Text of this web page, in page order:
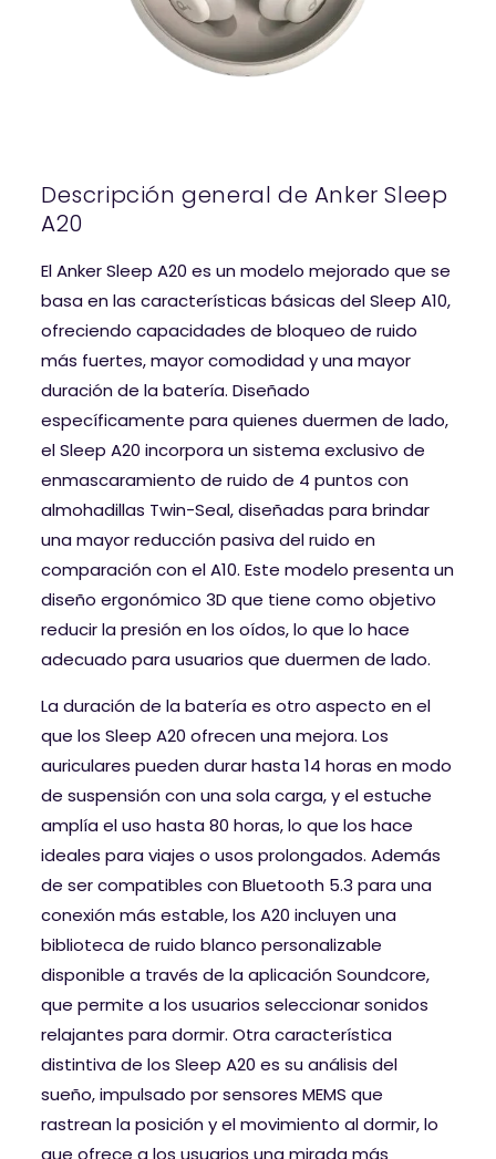
Descripción general de Anker Sleep
A20
El Anker Sleep A20 es un modelo mejorado que se
basa en las características básicas del Sleep A10,
ofreciendo capacidades de bloqueo de ruido
más fuertes, mayor comodidad y una mayor
duración de la batería. Diseñado
específicamente para quienes duermen de lado,
el Sleep A20 incorpora un sistema exclusivo de
enmascaramiento de ruido de 4 puntos con
almohadillas Twin-Seal, diseñadas para brindar
una mayor reducción pasiva del ruido en
comparación con el A10. Este modelo presenta un
diseño ergonómico 3D que tiene como objetivo
reducir la presión en los oídos, lo que lo hace
adecuado para usuarios que duermen de lado.
La duración de la batería es otro aspecto en el
que los Sleep A20 ofrecen una mejora. Los
auriculares pueden durar hasta 14 horas en modo
de suspensión con una sola carga, y el estuche
amplía el uso hasta 80 horas, lo que los hace
ideales para viajes o usos prolongados. Además
de ser compatibles con Bluetooth 5.3 para una
conexión más estable, los A20 incluyen una
biblioteca de ruido blanco personalizable
disponible a través de la aplicación Soundcore,
que permite a los usuarios seleccionar sonidos
relajantes para dormir. Otra característica
distintiva de los Sleep A20 es su análisis del
sueño, impulsado por sensores MEMS que
rastrean la posición y el movimiento al dormir, lo
que ofrece a los usuarios una mirada más